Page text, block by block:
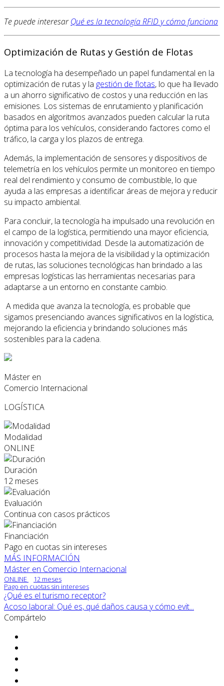
Te puede interesarQué es la tecnología RFID y cómo funciona
Optimización de Rutas y Gestión de Flotas
La tecnología ha desempeñado un papel fundamental en la
optimización de rutas y la gestión de flotas, lo que ha llevado
a un ahorro significativo de costos y una reducción en las
emisiones. Los sistemas de enrutamiento y planificación
basados en algoritmos avanzados pueden calcular la ruta
óptima para los vehículos, considerando factores como el
tráfico, la carga y los plazos de entrega.
Además, la implementación de sensores y dispositivos de
telemetría en los vehículos permite un monitoreo en tiempo
real del rendimiento y consumo de combustible, lo que
ayuda a las empresas a identificar áreas de mejora y reducir
su impacto ambiental.
Para concluir, la tecnología ha impulsado una revolución en
el campo de la logística, permitiendo una mayor eficiencia,
innovación y competitividad. Desde la automatización de
procesos hasta la mejora de la visibilidad y la optimización
de rutas, las soluciones tecnológicas han brindado a las
empresas logísticas las herramientas necesarias para
adaptarse a un entorno en constante cambio.
A medida que avanza la tecnología, es probable que
sigamos presenciando avances significativos en la logística,
mejorando la eficiencia y brindando soluciones más
sostenibles para la cadena.
Máster en
Comercio Internacional
LOGÍSTICA
Modalidad
ONLINE
Duración
12 meses
Evaluación
Continua con casos prácticos
Financiación
Pago en cuotas sin intereses
MÁS INFORMACIÓN
Máster en Comercio Internacional
ONLINE
12 meses
Pago en cuotas sin intereses
¿Qué es el turismo receptor?
Acoso laboral: Qué es, qué daños causa y cómo evit...
Compártelo